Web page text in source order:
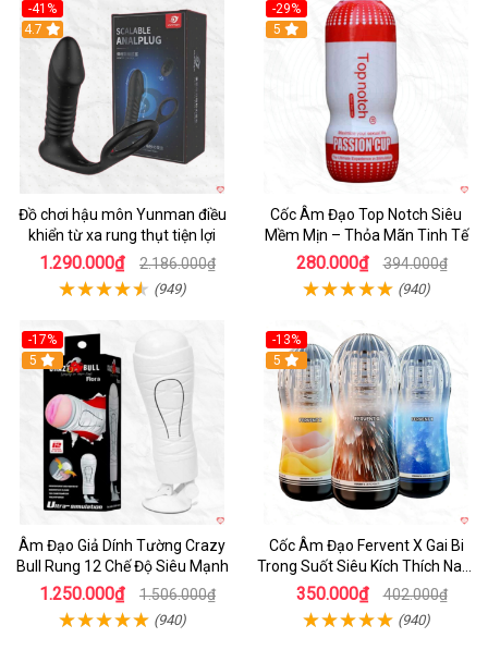
-41%
Hot
4.7
Đồ chơi hậu môn Yunman điều
khiển từ xa rung thụt tiện lợi
1.290.000₫ 2.186.000₫
(949)
-29%
5
Cốc Âm Đạo Top Notch Siêu
Mềm Mịn – Thỏa Mãn Tinh Tế
280.000₫ 394.000₫
(940)
-17%
5
Âm Đạo Giả Dính Tường Crazy
Bull Rung 12 Chế Độ Siêu Mạnh
1.250.000₫ 1.506.000₫
(940)
-13%
Hot
5
Cốc Âm Đạo Fervent X Gai Bi
Trong Suốt Siêu Kích Thích Nam
Giới
350.000₫ 402.000₫
(940)